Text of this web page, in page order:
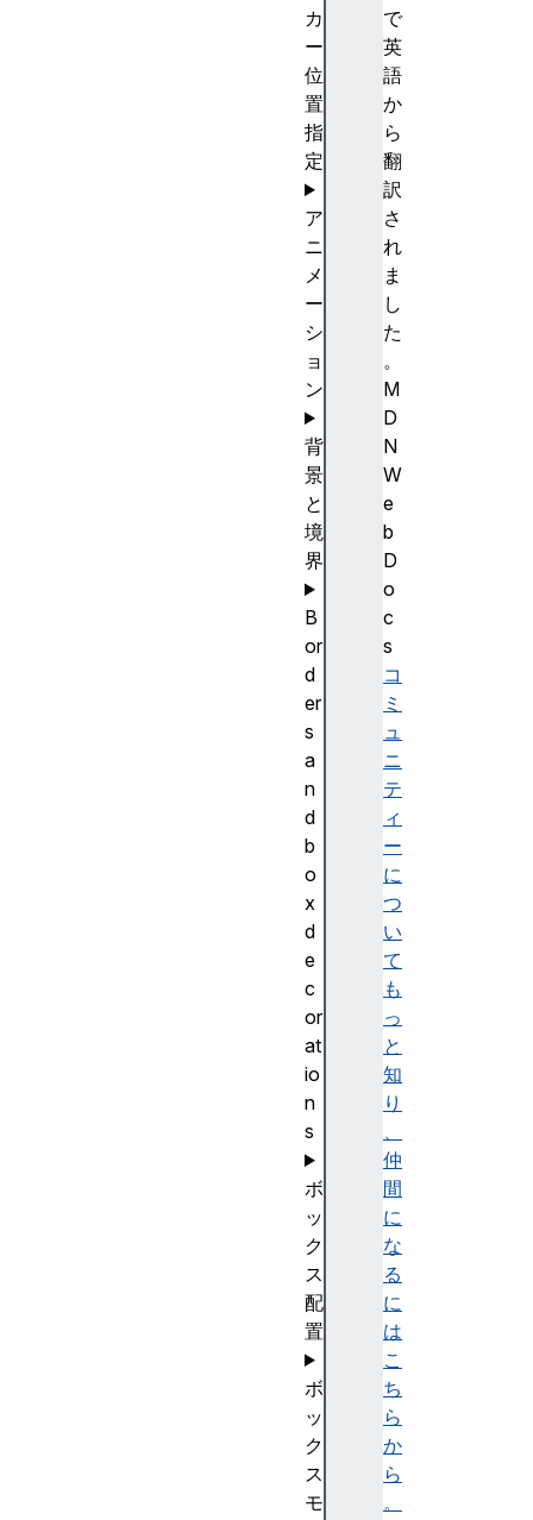
で
英
語
か
ら
翻
訳
さ
れ
ま
し
た
。
M
D
N
W
e
b
D
o
c
s
コ
ミ
ュ
ニ
テ
ィ
ー
に
つ
い
て
も
っ
と
知
り
、
仲
間
に
な
る
に
は
こ
ち
ら
か
ら
。
カ
ー
位
置
指
定
ア
ニ
メ
ー
シ
ョ
ン
背
景
と
境
界
B
or
d
er
s
a
n
d
b
o
x
d
e
c
or
at
io
n
s
ボ
ッ
ク
ス
配
置
ボ
ッ
ク
ス
モ